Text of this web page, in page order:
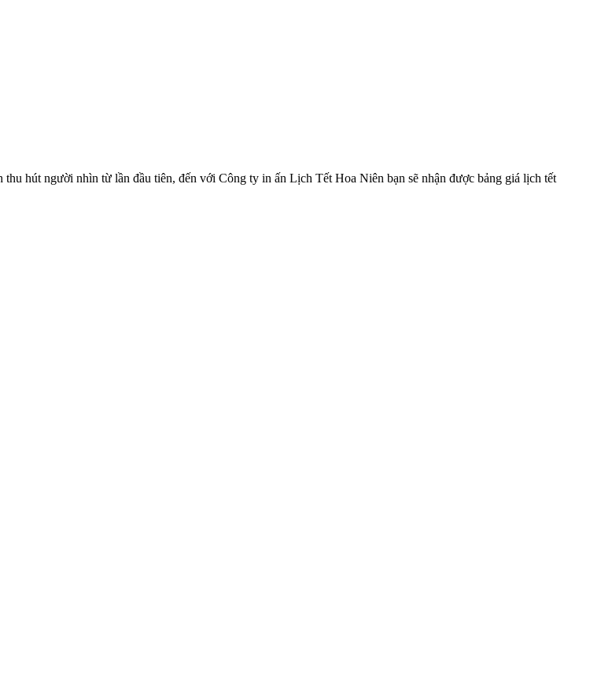
hút người nhìn từ lần đầu tiên, đến với Công ty in ấn Lịch Tết Hoa Niên bạn sẽ nhận được bảng giá lịch tết